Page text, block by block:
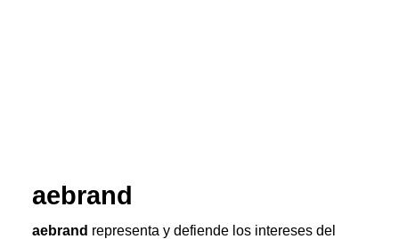
aebrand
aebrand representa y defiende los intereses del